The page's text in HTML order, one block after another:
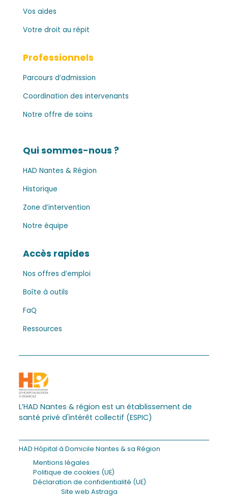
Vos aides
Votre droit au répit
Professionnels
Parcours d’admission
Coordination des intervenants
Notre offre de soins
Qui sommes-nous ?
HAD Nantes & Région
Historique
Zone d’intervention
Notre équipe
Accès rapides
Nos offres d’emploi
Boîte à outils
FaQ
Ressources
L’HAD Nantes & région est un établissement de
santé privé d'intérêt collectif (ESPIC)
HAD Hôpital à Domicile Nantes & sa Région
Mentions légales
Politique de cookies (UE)
Déclaration de confidentialité (UE)
Site web Astraga